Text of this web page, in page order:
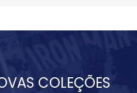
COLEÇÕES